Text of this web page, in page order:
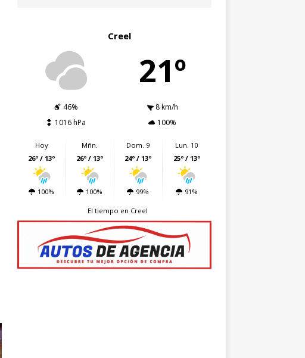
Creel
21º
46%
8 km/h
1016 hPa
100%
Hoy
26º / 13º
100%
Mñn.
26º / 13º
100%
Dom. 9
24º / 13º
99%
Lun. 10
25º / 13º
91%
El tiempo en Creel